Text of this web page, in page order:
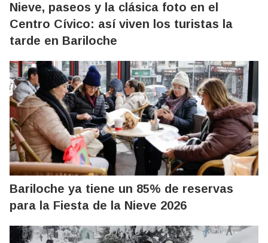
Nieve, paseos y la clásica foto en el
Centro Cívico: así viven los turistas la
tarde en Bariloche
Bariloche ya tiene un 85% de reservas
para la Fiesta de la Nieve 2026